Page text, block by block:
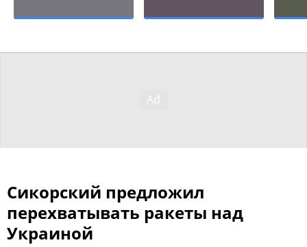
Сикорский предложил
перехватывать ракеты над
Украиной